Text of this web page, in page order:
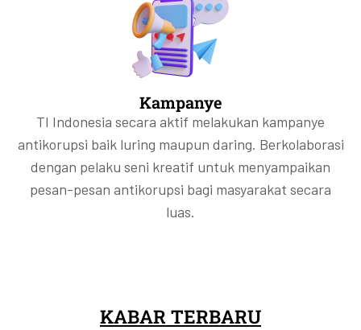
Kampanye
TI Indonesia secara aktif melakukan kampanye
antikorupsi baik luring maupun daring. Berkolaborasi
dengan pelaku seni kreatif untuk menyampaikan
pesan-pesan antikorupsi bagi masyarakat secara
luas.
KABAR TERBARU